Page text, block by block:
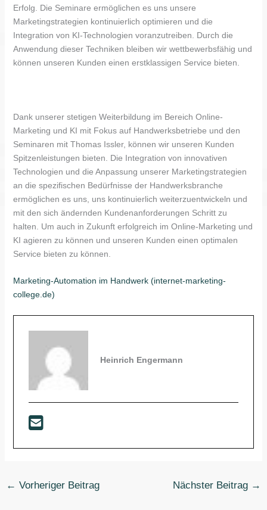
Erfolg. Die Seminare ermöglichen es uns unsere
Marketingstrategien kontinuierlich optimieren und die
Integration von KI-Technologien voranzutreiben. Durch die
Anwendung dieser Techniken bleiben wir wettbewerbsfähig und
können unseren Kunden einen erstklassigen Service bieten.
Dank unserer stetigen Weiterbildung im Bereich Online-
Marketing und KI mit Fokus auf Handwerksbetriebe und den
Seminaren mit Thomas Issler, können wir unseren Kunden
Spitzenleistungen bieten. Die Integration von innovativen
Technologien und die Anpassung unserer Marketingstrategien
an die spezifischen Bedürfnisse der Handwerksbranche
ermöglichen es uns, uns kontinuierlich weiterzuentwickeln und
mit den sich ändernden Kundenanforderungen Schritt zu
halten. Um auch in Zukunft erfolgreich im Online-Marketing und
KI agieren zu können und unseren Kunden einen optimalen
Service bieten zu können.
Marketing-Automation im Handwerk (internet-marketing-
college.de)
Heinrich Engermann
← Vorheriger Beitrag Nächster Beitrag →